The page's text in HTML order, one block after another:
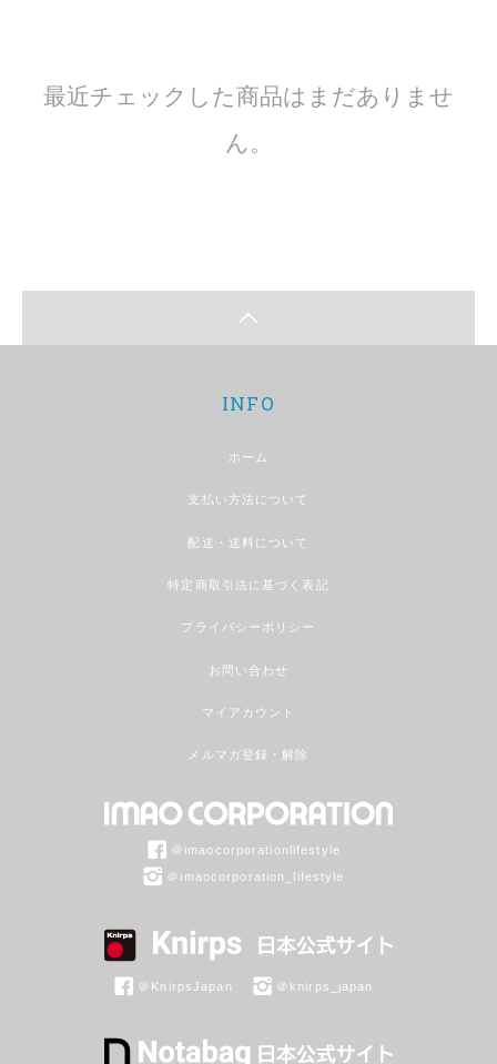
最近チェックした商品はまだありませ
ん。
INFO
ホーム
支払い方法について
配送・送料について
特定商取引法に基づく表記
プライバシーポリシー
お問い合わせ
マイアカウント
メルマガ登録・解除
＠imaocorporationlifestyle
＠imaocorporation_lifestyle
＠KnirpsJapan ＠knirps_japan